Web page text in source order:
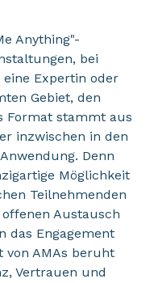
Anything"-
bei
Expertin oder
Gebiet, den
Format stammt aus
inzwischen in den
Denn
Möglichkeit
Teilnehmenden
Austausch
das Engagement
von AMAs beruht
Vertrauen und